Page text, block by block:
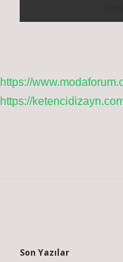
https://
https://
Son Yazılar